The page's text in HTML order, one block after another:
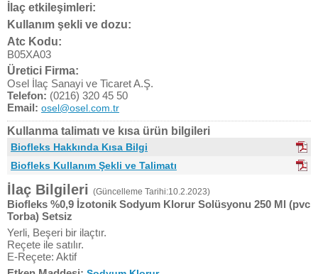
İlaç etkileşimleri:
Kullanım şekli ve dozu:
Atc Kodu:
B05XA03
Üretici Firma:
Osel İlaç Sanayi ve Ticaret A.Ş.
Telefon: (0216) 320 45 50
Email: osel@osel.com.tr
Kullanma talimatı ve kısa ürün bilgileri
Biofleks Hakkında Kısa Bilgi
Biofleks Kullanım Şekli ve Talimatı
İlaç Bilgileri (Güncelleme Tarihi:10.2.2023)
Biofleks %0,9 İzotonik Sodyum Klorur Solüsyonu 250 Ml (pvc
Torba) Setsiz
Yerli, Beşeri bir ilaçtır.
Reçete ile satılır.
E-Reçete: Aktif